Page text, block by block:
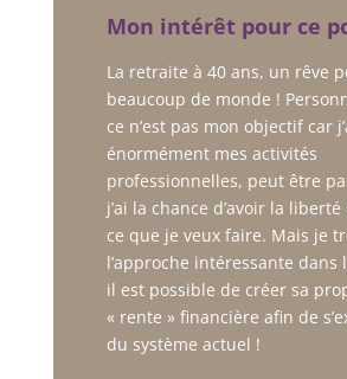
Mon intérêt pour ce
La retraite à 40 ans, un rêve
beaucoup de monde !
ce n’est pas mon objectif car
énormément mes activités
professionnelles, peut être
j’ai la chance d’avoir la
ce que je veux faire. Mais je
l’approche intéressante dans
il est possible de créer sa
« rente » financière afin de
du système actuel !